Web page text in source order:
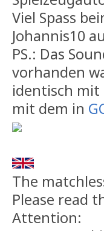
Viel Spass
Johannis10
PS.: Das
vorhanden
identisch mit
mit dem in
The
Please read
Attention: